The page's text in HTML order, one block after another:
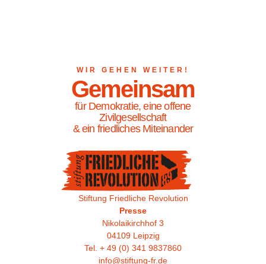
WIR GEHEN WEITER!
Gemeinsam
für Demokratie, eine offene
Zivilgesellschaft
& ein friedliches Miteinander
Stiftung Friedliche Revolution
Presse
Nikolaikirchhof 3
04109 Leipzig
Tel. + 49 (0) 341 9837860
info@stiftung-fr.de